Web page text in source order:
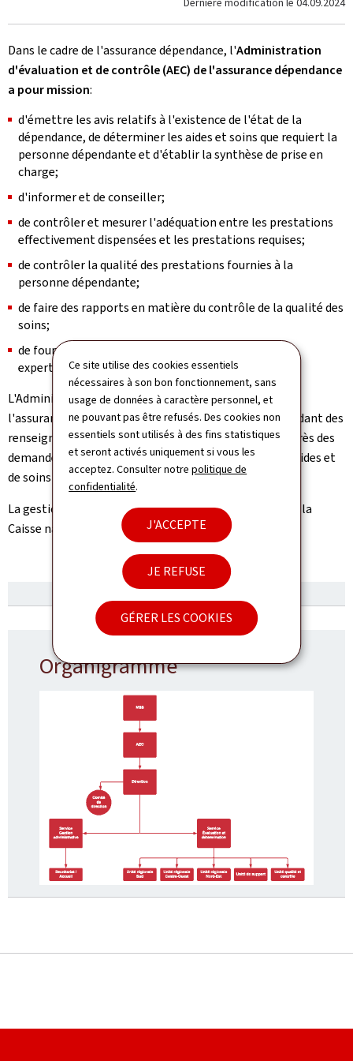
Ce site utilise des cookies essentiels
nécessaires à son bon fonctionnement, sans
usage de données à caractère personnel, et
ne pouvant pas être refusés. Des cookies non
essentiels sont utilisés à des fins statistiques
et seront activés uniquement si vous les
acceptez. Consulter notrepolitique de
confidentialité.
J'ACCEPTE
JE REFUSE
GÉRER LES COOKIES
Dans le cadre de l'assurance dépendance, l'Administration
d'évaluation et de contrôle (AEC) de l'assurance dépendance
a pourmission:
d'émettre les avis relatifs à l'existence de l'état de la
dépendance, de déterminer les aides et soins que requiert la
personne dépendante et d'établir la synthèse de prise en
charge;
d'informer et de conseiller;
de contrôler et mesurer l'adéquation entre les prestations
effectivement dispensées et les prestations requises;
de contrôler la qualité des prestations fournies à la
personne dépendante;
de faire des rapports en matière du contrôle de la qualité des
soins;
de fournir à la demande d'autres services publics des
expertises.
L'Administration d'évaluation et de contrôle (AEC) de
l'assurance dépendance exerce ses missions en demandant des
renseignements et en procédant à une évaluation auprès des
demandeurs, à leur domicile, ou en l'établissement d'aides et
de soins qui les héberge.
La gestion de l'assurance dépendance est assumée par la
Caisse nationale de santé (CNS).
Organigramme